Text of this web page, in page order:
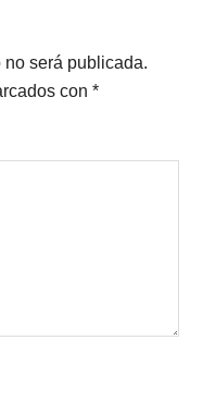
será publicada.
con*